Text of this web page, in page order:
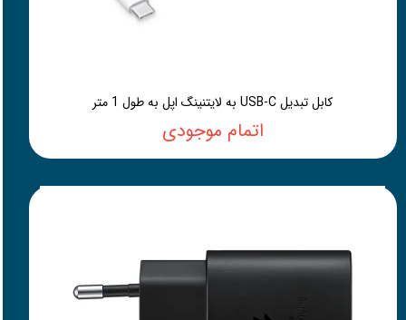
کابل تبدیل USB-C به لایتنینگ اپل به طول 1 متر
اتمام موجودی